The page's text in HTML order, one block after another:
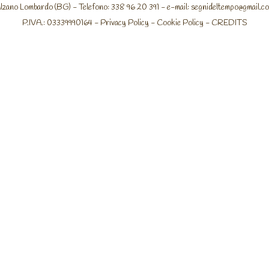
Lombardo (BG) - Telefono: 338 96 20 391 - e-mail:
P.IVA.: 03339990164 - Privacy Policy - Cookie Policy - CREDITS